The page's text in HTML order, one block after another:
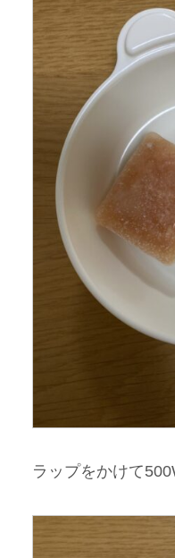
ラップをかけて